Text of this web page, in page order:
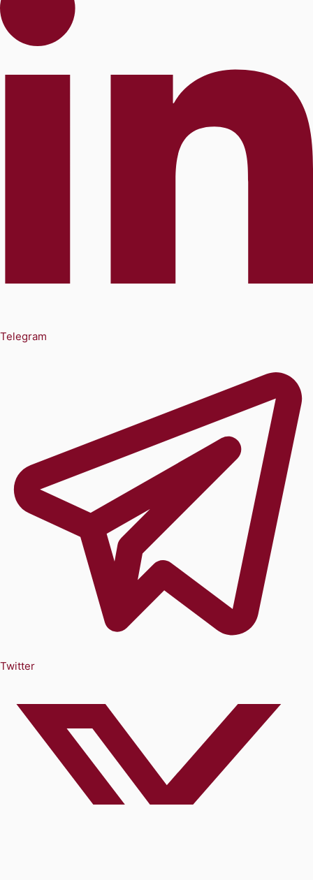
Telegram
Twitter